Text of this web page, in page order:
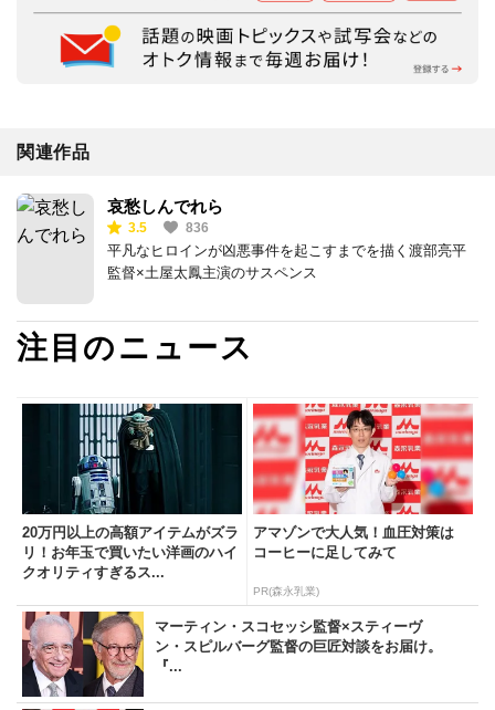
関連作品
哀愁しんでれら
3.5 836
平凡なヒロインが凶悪事件を起こすまでを描く渡部亮平
監督×土屋太鳳主演のサスペンス
注目のニュース
20万円以上の高額アイテムがズラ
リ！お年玉で買いたい洋画のハイ
クオリティすぎるス...
アマゾンで大人気！血圧対策は
コーヒーに足してみて
PR(森永乳業)
マーティン・スコセッシ監督×スティーヴ
ン・スピルバーグ監督の巨匠対談をお届け。
『...